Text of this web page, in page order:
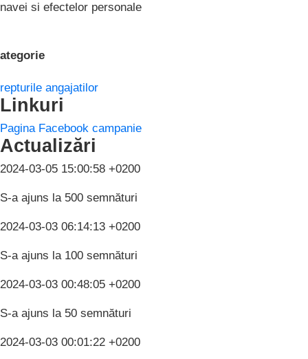
navei si efectelor personale
angajatilor
Linkuri
Pagina Facebook campanie
Actualizări
2024-03-05 15:00:58 +0200
S-a ajuns la 500 semnături
2024-03-03 06:14:13 +0200
S-a ajuns la 100 semnături
2024-03-03 00:48:05 +0200
S-a ajuns la 50 semnături
2024-03-03 00:01:22 +0200